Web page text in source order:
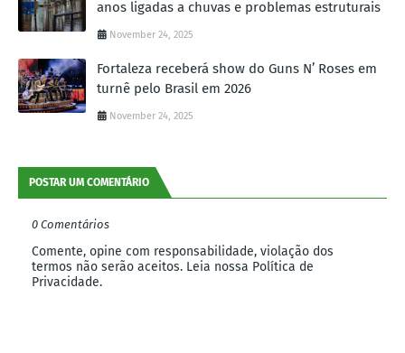
anos ligadas a chuvas e problemas estruturais
November 24, 2025
Fortaleza receberá show do Guns N’ Roses em
turnê pelo Brasil em 2026
November 24, 2025
POSTAR UM COMENTÁRIO
0 Comentários
Comente, opine com responsabilidade, violação dos
termos não serão aceitos. Leia nossa Política de
Privacidade.